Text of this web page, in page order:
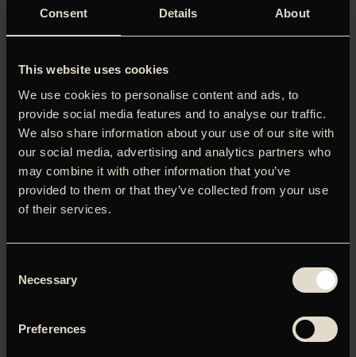
Consent Details About
This website uses cookies
We use cookies to personalise content and ads, to
provide social media features and to analyse our traffic.
We also share information about your use of our site with
our social media, advertising and analytics partners who
may combine it with other information that you’ve
provided to them or that they’ve collected from your use
of their services.
Selection
Necessary
Preferences
Klosterskolepigen, der blev gift som teenager; 1960’ernes
it-girls og Mick Jaggers partner. Popsanger, New Wave-
misogyne mandeblik. I det fiktive Ministeriet Mod Glemsel
under ledelse af Tilda Swinton – møder vi en ægte,
uskriptet Marianne Faithfull, der guider os gennem sit liv
afsluttet med en duet mellem Faithfull og hendes gode ven
Nick Cave – hendes sidste optræden.
Du skal tillade marketing-cookies for at kunne se denne